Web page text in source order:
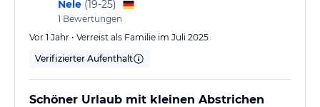
Nele (19-25)
1 Bewertungen
Vor 1 Jahr • Verreist als Familie im Juli 2025
Verifizierter Aufenthalt
Schöner Urlaub mit kleinen Abstrichen